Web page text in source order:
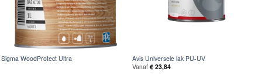
Sigma WoodProtect Ultra
Avis Universele lak PU-UV
Vanaf € 23,84